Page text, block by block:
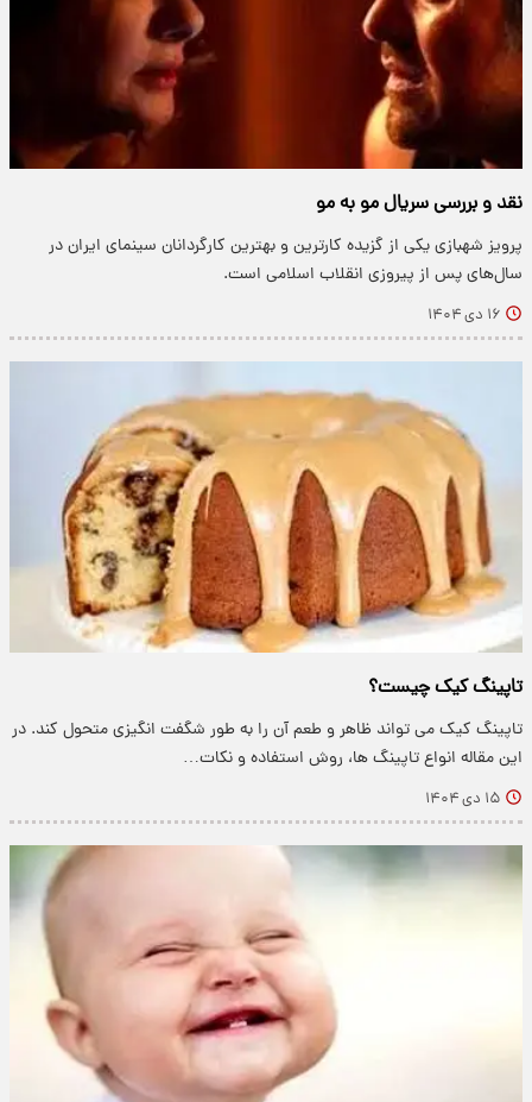
نقد و بررسی سریال مو به مو
پرویز شهبازی یکی از گزیده کارترین و بهترین کارگردانان سینمای ایران در
سال‌های پس از پیروزی انقلاب اسلامی است.
۱۶ دی ۱۴۰۴
تاپینگ کیک چیست؟
تاپینگ کیک می تواند ظاهر و طعم آن را به طور شگفت انگیزی متحول کند. در
این مقاله انواع تاپینگ ها، روش استفاده و نکات…
۱۵ دی ۱۴۰۴